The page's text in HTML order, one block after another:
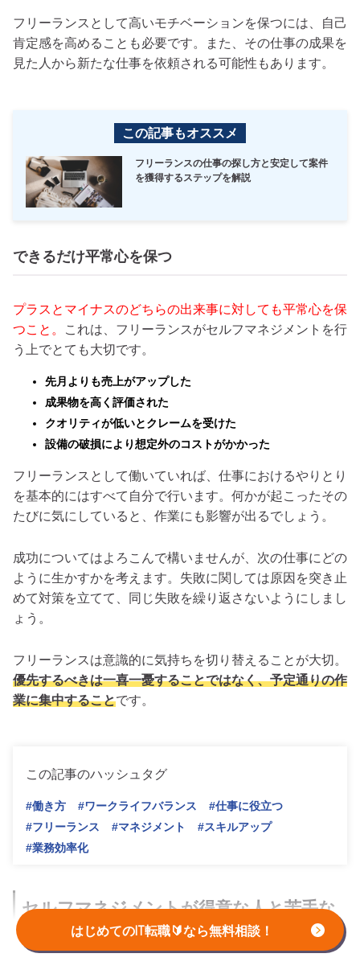
はじめてのIT転職🔰なら無料相談！
フリーランスとして高いモチベーションを保つには、自己
肯定感を高めることも必要です。また、その仕事の成果を
見た人から新たな仕事を依頼される可能性もあります。
この記事もオススメ
フリーランスの仕事の探し方と安定して案件
を獲得するステップを解説
できるだけ平常心を保つ
プラスとマイナスのどちらの出来事に対しても平常心を保
つこと。
これは、フリーランスがセルフマネジメントを行
う上でとても大切です。
先月よりも売上がアップした
成果物を高く評価された
クオリティが低いとクレームを受けた
設備の破損により想定外のコストがかかった
フリーランスとして働いていれば、仕事におけるやりとり
を基本的にはすべて自分で行います。何かが起こったその
たびに気にしていると、作業にも影響が出るでしょう。
成功についてはよろこんで構いませんが、次の仕事にどの
ように生かすかを考えます。失敗に関しては原因を突き止
めて対策を立てて、同じ失敗を繰り返さないようにしまし
ょう。
フリーランスは意識的に気持ちを切り替えることが大切。
優先するべきは一喜一憂することではなく、予定通りの作
業に集中することです。
この記事のハッシュタグ
#働き方 #ワークライフバランス
#仕事に役立つ
#フリーランス
#マネジメント
#スキルアップ
#業務効率化
セルフマネジメントが得意な人と苦手な
人の特徴